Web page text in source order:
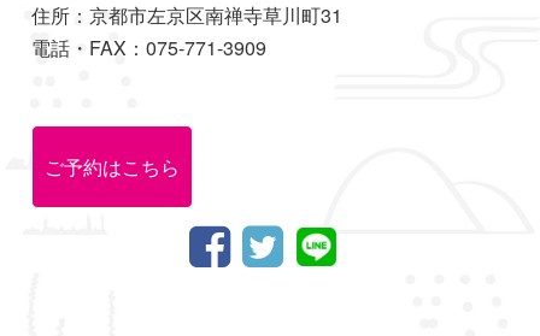
住所：京都市左京区南禅寺草川町31
電話・FAX：075-771-3909
ご予約はこちら